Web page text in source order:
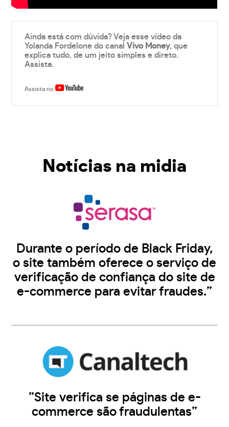
Ainda está com dúvida? Veja esse vídeo da
Yolanda Fordelone do canalVivo Money, que
explica tudo, de um jeito simples e direto.
Assista.
Assista no
Notícias na midia
Durante o período de Black Friday,
o site também oferece o serviço de
verificação de confiança do site de
e-commerce para evitar fraudes.”
”Site verifica se páginas de e-
commerce são fraudulentas”